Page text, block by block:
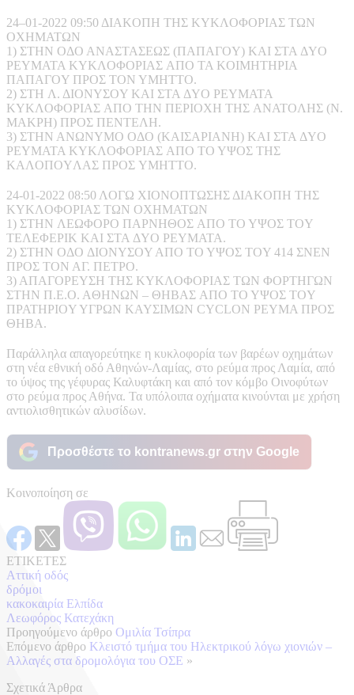
24–01-2022 09:50 ΔIAKOΠH THΣ KYKΛOΦOPIAΣ TΩN
OXHMATΩN
1) ΣTHN OΔO ANAΣTAΣEΩΣ (ΠAΠAΓOY) KAI ΣTA ΔYO
PEYMATA KYKΛOΦOPIAΣ AΠO TA KOIMHTHPIA
ΠAΠAΓOY ΠPOΣ TON YMHTTO.
2) ΣTH Λ. ΔIONYΣOY KAI ΣTA ΔYO PEYMATA
KYKΛOΦOPIAΣ AΠO THN ΠEPIOXH THΣ ANATOΛHΣ (N.
MAKPH) ΠPOΣ ΠENTEΛH.
3) ΣTHN ANΩNYMO OΔO (KAIΣAPIANH) KAI ΣTA ΔYO
PEYMATA KYKΛOΦOPIAΣ AΠO TO YΨOΣ THΣ
KAΛOΠOYΛAΣ ΠPOΣ YMHTTO.
24-01-2022 08:50 ΛOΓΩ XIONOΠTΩΣHΣ ΔIAKOΠH THΣ
KYKΛOΦOPIAΣ TΩN OXHMATΩN
1) ΣTHN ΛEΩΦOPO ΠAPNHΘOΣ AΠO TO YΨOΣ TOY
TEΛEΦEPIK KAI ΣTA ΔYO PEYMATA.
2) ΣTHN OΔO ΔIONYΣOY AΠO TO YΨOΣ TOY 414 ΣNEN
ΠPOΣ TON AΓ. ΠETPO.
3) AΠAΓOPEYΣH THΣ KYKΛOΦOPIAΣ TΩN ΦOPTHΓΩN
ΣTHN Π.E.O. AΘHNΩN – ΘHBAΣ AΠO TO YΨOΣ TOY
ΠPATHPIOY YΓPΩN KAYΣIMΩN CYCLON PEYMA ΠPOΣ
ΘHBA.
Παράλληλα απαγορεύτηκε η κυκλοφορία των βαρέων οχημάτων
στη νέα εθνική οδό Αθηνών-Λαμίας, στο ρεύμα προς Λαμία, από
το ύψος της γέφυρας Καλυφτάκη και από τον κόμβο Οινοφύτων
στο ρεύμα προς Αθήνα. Τα υπόλοιπα οχήματα κινούνται με χρήση
αντιολισθητικών αλυσίδων.
Προσθέστε το kontranews.gr στην Google
Κοινοποίηση σε
ΕΤΙΚΕΤΕΣ
Αττική οδός
δρόμοι
κακοκαιρία Ελπίδα
Λεωφόρος Κατεχάκη
Προηγούμενο άρθρο Ομιλία Τσίπρα
Επόμενο άρθρο Κλειστό τμήμα του Ηλεκτρικού λόγω χιονιών –
Αλλαγές στα δρομολόγια του ΟΣΕ »
Σχετικά Άρθρα